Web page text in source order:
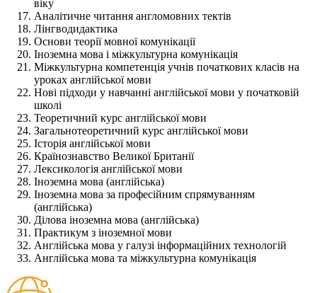
вiку
Аналітичне читання англомовних тектів
Лінгводидактика
Основи теорії мовної комунікації
Iноземна мова i мiжкультурна комунікація
Міжкультурна компетенція учнів початкових класів на
уроках англійської мови
Нові підходи у навчанні англійської мови у початковій
школі
Теоретичний курс англiйської мови
Загальнотеоретичний курс англійської мови
Історiя англiйської мови
Країнознавство Великої Британiї
Лексикологiя англiйської мови
Іноземна мова (англійська)
Іноземна мова за професійним спрямуванням
(англійська)
Ділова іноземна мова (англійська)
Практикум з іноземної мови
Англійська мова у галузі інформаційних технологій
Англійська мова та міжкультурна комунікація